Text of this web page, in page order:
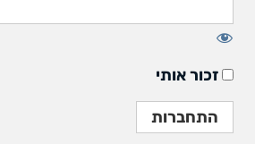
זכור אותי